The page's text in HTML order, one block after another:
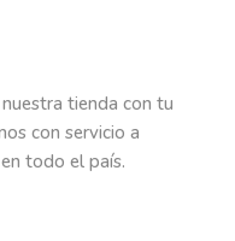
tienda con tu
con servicio a
todo el país.